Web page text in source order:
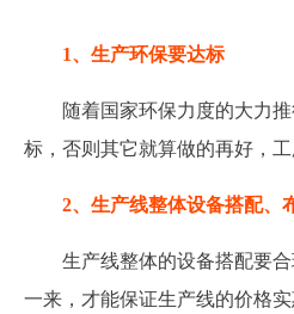
1、生产环保要达标
随着国家环保力度的大力
标，否则其它就算做的再好，
2、生产线整体设备搭配、
生产线整体的设备搭配要
一来，才能保证生产线的价格